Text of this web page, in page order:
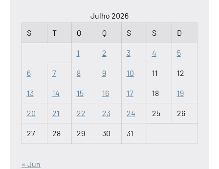
Julho 2026
S
T Q Q S S D
1 2 3 4 5
6 7 8 9 10 11 12
13 14 15 16 17 18 19
20 21 22 23 24 25 26
27 28 29 30 31
« Jun